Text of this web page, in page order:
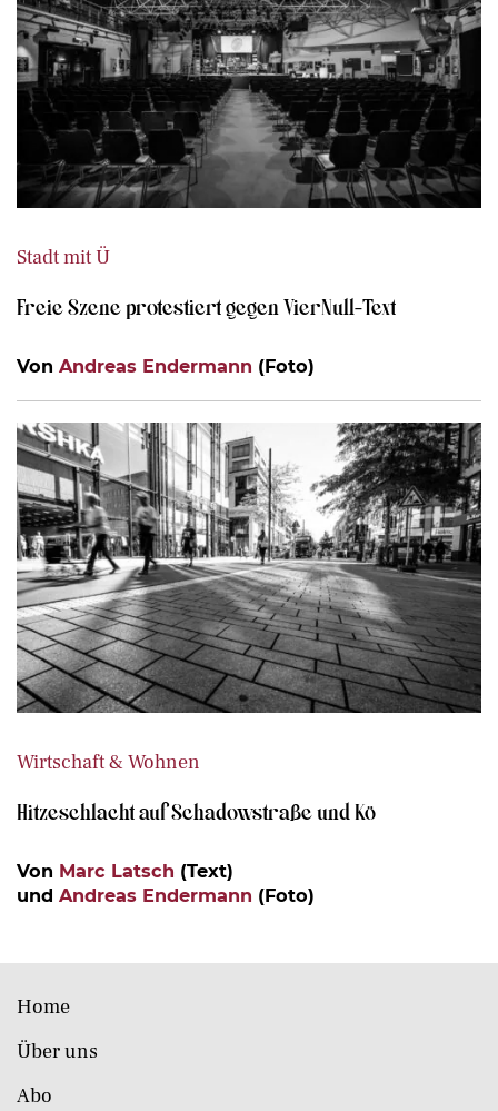
Stadt mit Ü
Freie Szene protestiert gegen VierNull-Text
Von Andreas Endermann (Foto)
Wirtschaft & Wohnen
Hitzeschlacht auf Schadowstraße und Kö
Von Marc Latsch (Text)
und Andreas Endermann (Foto)
Home
Über uns
Abo